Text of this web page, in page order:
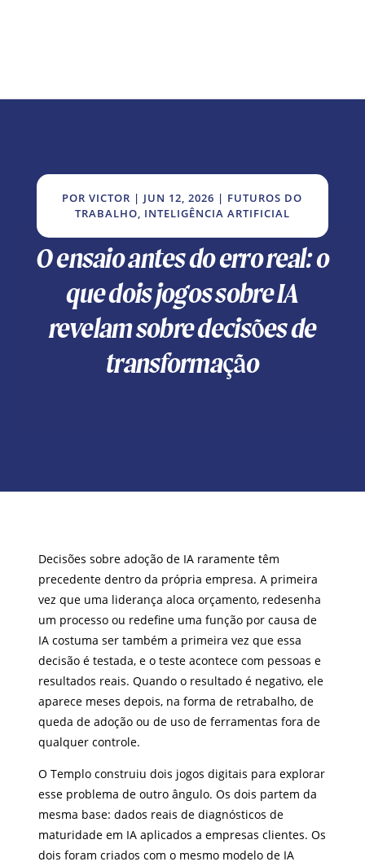
PORVICTOR | JUN 12, 2026 | FUTUROS DO
TRABALHO, INTELIGÊNCIA ARTIFICIAL
O ensaio antes do erro real: o
que dois jogos sobre IA
revelam sobre decisões de
transformação
Decisões sobre adoção de IA raramente têm
precedente dentro da própria empresa. A primeira
vez que uma liderança aloca orçamento, redesenha
um processo ou redefine uma função por causa de
IA costuma ser também a primeira vez que essa
decisão é testada, e o teste acontece com pessoas e
resultados reais. Quando o resultado é negativo, ele
aparece meses depois, na forma de retrabalho, de
queda de adoção ou de uso de ferramentas fora de
qualquer controle.
O Templo construiu dois jogos digitais para explorar
esse problema de outro ângulo. Os dois partem da
mesma base: dados reais de diagnósticos de
maturidade em IA aplicados a empresas clientes. Os
dois foram criados com o mesmo modelo de IA